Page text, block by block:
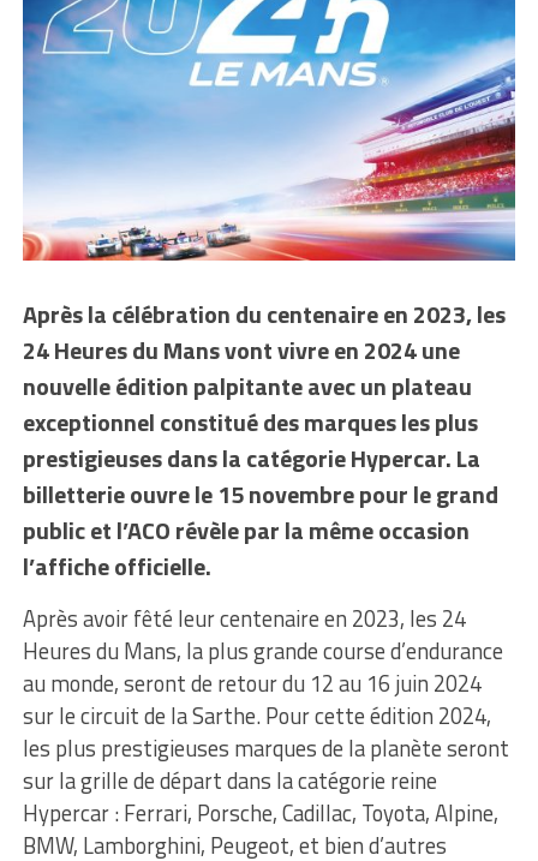
Après la célébration du centenaire en 2023, les
24 Heures du Mans vont vivre en 2024 une
nouvelle édition palpitante avec un plateau
exceptionnel constitué des marques les plus
prestigieuses dans la catégorie Hypercar. La
billetterie ouvre le 15 novembre pour le grand
public et l’ACO révèle par la même occasion
l’affiche officielle.
Après avoir fêté leur centenaire en 2023, les 24
Heures du Mans, la plus grande course d’endurance
au monde, seront de retour du 12 au 16 juin 2024
sur le circuit de la Sarthe. Pour cette édition 2024,
les plus prestigieuses marques de la planète seront
sur la grille de départ dans la catégorie reine
Hypercar : Ferrari, Porsche, Cadillac, Toyota, Alpine,
BMW, Lamborghini, Peugeot, et bien d’autres